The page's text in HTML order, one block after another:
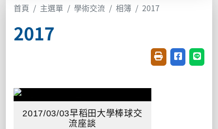
首頁 主選單 學術交流 相簿 2017
2017
友善列印(開新視
分享至臉書
分享
2017/03/03早稻田大學棒球交
流座談